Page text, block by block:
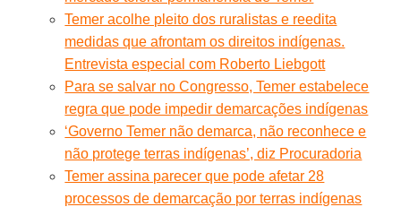
Temer acolhe pleito dos ruralistas e reedita
medidas que afrontam os direitos indígenas.
Entrevista especial com Roberto Liebgott
Para se salvar no Congresso, Temer estabelece
regra que pode impedir demarcações indígenas
‘Governo Temer não demarca, não reconhece e
não protege terras indígenas’, diz Procuradoria
Temer assina parecer que pode afetar 28
processos de demarcação por terras indígenas